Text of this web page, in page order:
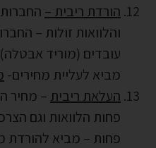
הורדת ריבית – החברות
והלוואות זולות –
עובדים (מוריד
מביא לעליית מחירים-
העלאת ריבית – מחיר
פחות הלוואות וגם
פחות – מביא להורדת